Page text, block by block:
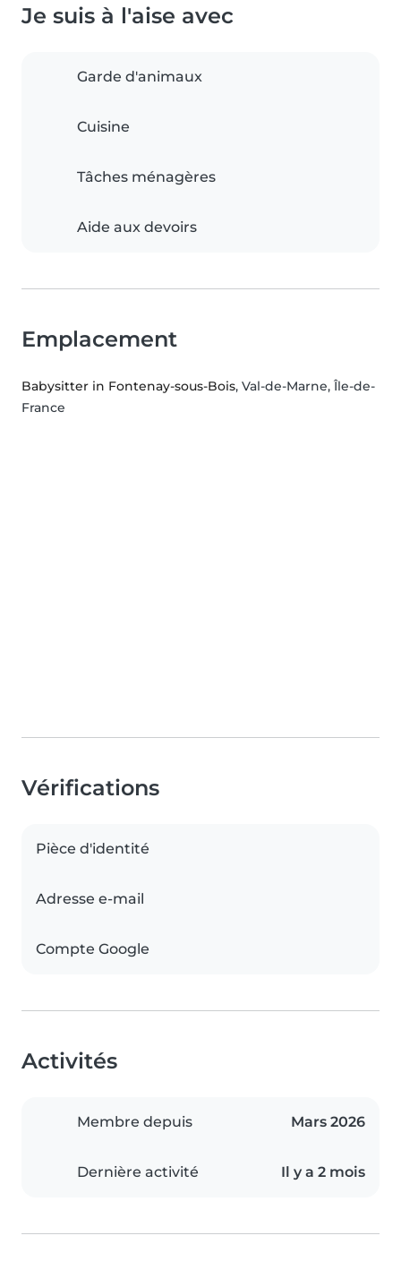
Je suis à l'aise avec
Garde d'animaux
Cuisine
Tâches ménagères
Aide aux devoirs
Emplacement
Babysitter in Fontenay-sous-Bois, Val-de-Marne, Île-de-
France
Vérifications
Pièce d'identité
Adresse e-mail
Compte Google
Activités
Membre depuis Mars 2026
Dernière activité Il y a 2 mois